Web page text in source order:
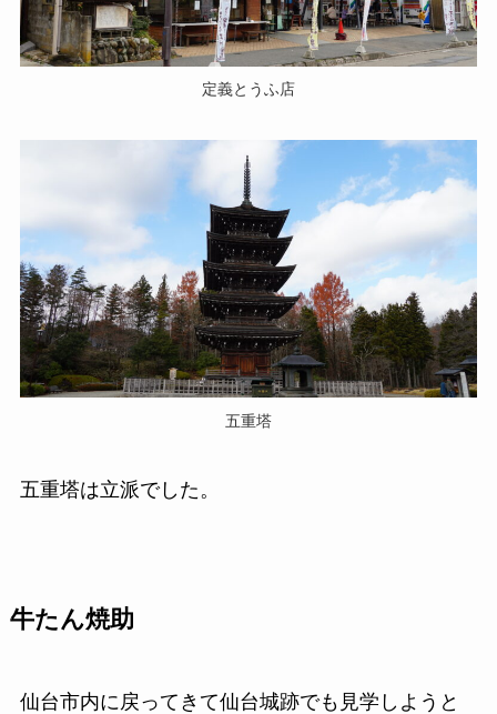
定義とうふ店
五重塔
五重塔は立派でした。
牛たん焼助
仙台市内に戻ってきて仙台城跡でも見学しようと